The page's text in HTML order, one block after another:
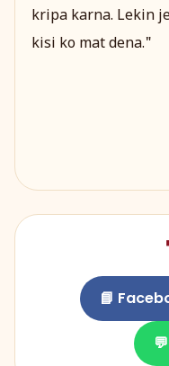
kripa karna. Lekin
kisi ko mat dena."
📘